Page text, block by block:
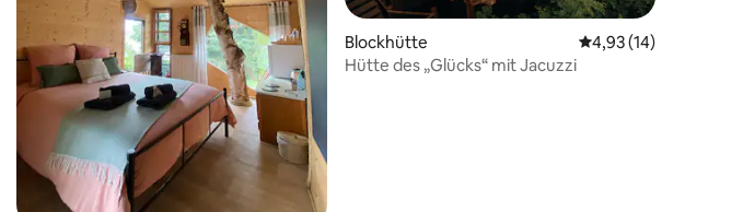
Bewertung: 4,72 von 5, 18 BewertungenBlockhütte Durchschnittliche
4,93 (14)
Hütte des „Glücks“ mit Jacuzzi